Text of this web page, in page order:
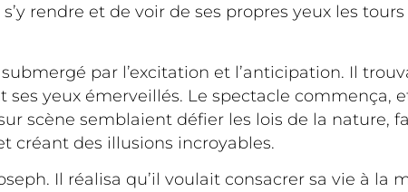
rendre et de voir de ses propres yeux les
par l’excitation et l’anticipation. Il
yeux émerveillés. Le spectacle commença,
scène semblaient défier les lois de la nature,
créant des illusions incroyables.
Il réalisa qu’il voulait consacrer sa vie à la